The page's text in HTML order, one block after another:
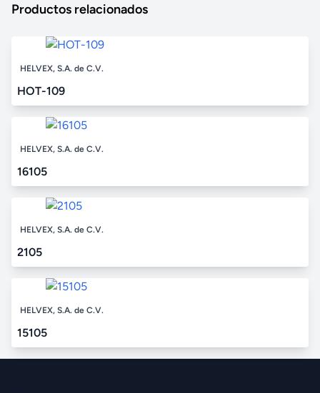
Productos relacionados
HELVEX, S.A. de C.V.
HOT-109
HELVEX, S.A. de C.V.
16105
HELVEX, S.A. de C.V.
2105
HELVEX, S.A. de C.V.
15105